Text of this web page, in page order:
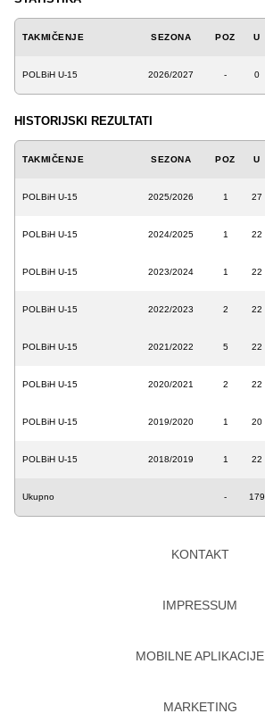
TAKMIČENJE SEZONA POZ U
POLBiH U-15 2026/2027 - 0
HISTORIJSKI REZULTATI
TAKMIČENJE SEZONA POZ U
POLBiH U-15 2025/2026 1 27
POLBiH U-15 2024/2025 1 22
POLBiH U-15 2023/2024 1 22
POLBiH U-15 2022/2023 2 22
POLBiH U-15 2021/2022 5 22
POLBiH U-15 2020/2021 2 22
POLBiH U-15 2019/2020 1 20
POLBiH U-15 2018/2019 1 22
Ukupno - 179
KONTAKT
IMPRESSUM
MOBILNE APLIKACIJE
MARKETING